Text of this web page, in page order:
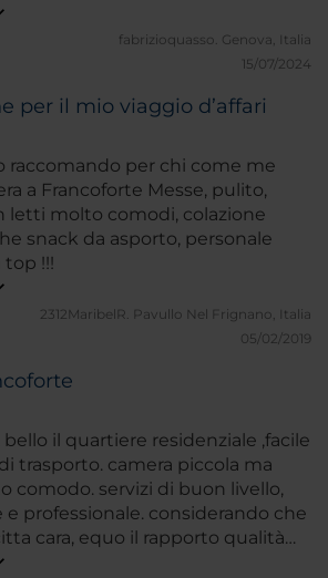
mi sono lamentato ed il
a stornare l'improprio
fabrizioquasso. Genova, Italia
15/07/2024
per il mio viaggio d’affari
raccomando per chi come me
a Francoforte Messe, pulito,
letti molto comodi, colazione
snack da asporto, personale
top !!!
2312MaribelR.
Pavullo Nel Frignano, Italia
05/02/2019
il quartiere residenziale ,facile
trasporto. camera piccola ma
comodo. servizi di buon livello,
professionale. considerando che
cara, equo il rapporto qualità